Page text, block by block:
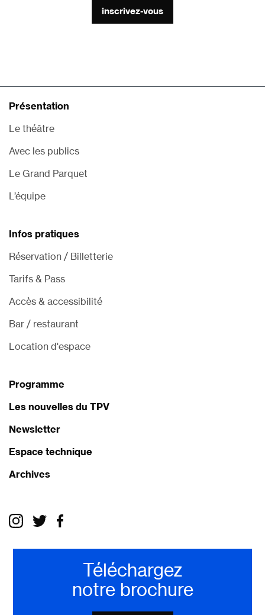
inscrivez-vous
Présentation
Le théâtre
Avec les publics
Le Grand Parquet
L’équipe
Infos pratiques
Réservation / Billetterie
Tarifs & Pass
Accès & accessibilité
Bar / restaurant
Location d'espace
Programme
Les nouvelles du TPV
Newsletter
Espace technique
Archives
Téléchargez
notre brochure